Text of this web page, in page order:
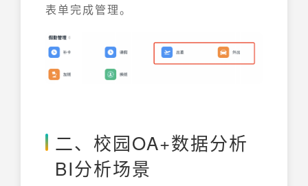
表单完成管理。
二、校园OA+数据分析
BI分析场景